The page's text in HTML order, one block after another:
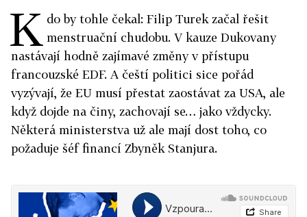
K do by tohle čekal: Filip Turek začal řešit
menstruační chudobu. V kauze Dukovany
nastávají hodně zajímavé změny v přístupu
francouzské EDF. A čeští politici sice pořád
vyzývají, že EU musí přestat zaostávat za USA, ale
když dojde na činy, zachovají se… jako vždycky.
Některá ministerstva už ale mají dost toho, co
požaduje šéf financí Zbyněk Stanjura.